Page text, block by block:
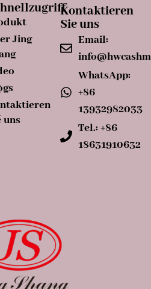
Jing
uns
Kontaktieren
Sie uns
Email:
WhatsApp:
+86
13932982033
Tel.: +86
18631910632